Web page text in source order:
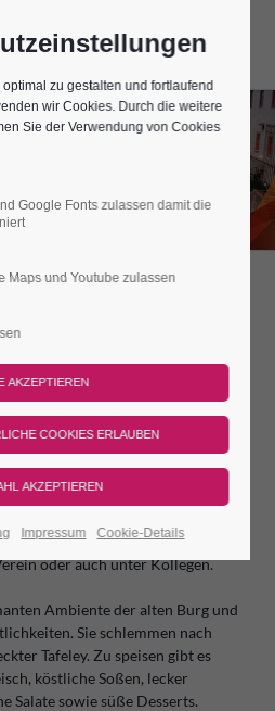
zu gestalten und fortlaufend
wir Cookies. Durch die weitere
Sie der Verwendung von Cookies
Google Fonts zulassen damit die
Maps und Youtube zulassen
Impressum Cookie-Details
IM
Dann brunchen Sie mal
besonderen Ausflug
einen Familienausflug oder ein
oder auch unter Kollegen.
Ambiente der alten Burg und
Sie schlemmen nach
Tafeley. Zu speisen gibt es
köstliche Soßen, lecker
Salate sowie süße Desserts.